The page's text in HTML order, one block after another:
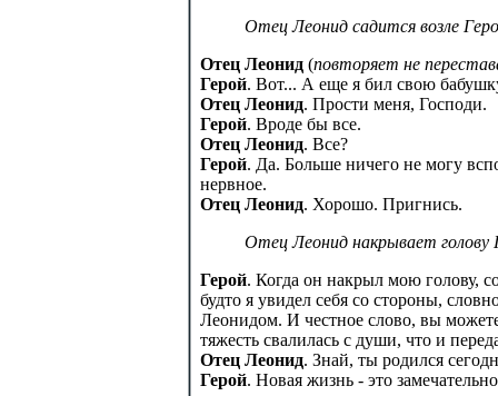
Отец Леонид садится возле
Отец Леонид (повторяет не
Герой. Вот... А еще я бил свою
Отец Леонид. Прости меня, Господи.
Герой. Вроде бы все.
Отец Леонид. Все?
Герой. Да. Больше ничего не могу
нервное.
Отец Леонид. Хорошо. Пригнись.
Отец Леонид накрывает голову
Герой. Когда он накрыл мою голову,
будто я увидел себя со стороны,
Леонидом. И честное слово, вы
тяжесть свалилась с души, что и
Отец Леонид. Знай, ты родился
Герой. Новая жизнь - это